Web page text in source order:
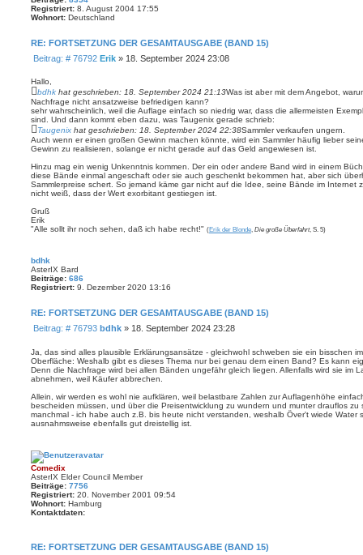
Registriert: 8. August 2004 17:55
Wohnort: Deutschland
RE: FORTSETZUNG DER GESAMTAUSGABE (BAND 15)
Beitrag: # 76792B
t
r
a
g
Erik » 18. September 2024 23:08
Hallo,
bdhk hat geschrieben: 18. September 2024 21:13Was ist aber mit dem Angebot,
Nachfrage nicht ansatzweise befriedigen kann?
sehr wahrscheinlich, weil die Auflage einfach so niedrig war, dass die allermeisten
sind. Und dann kommt eben dazu, was Taugenix gerade schrieb:
Taugenix hat geschrieben: 18. September 2024 22:38Sammler verkaufen ungern.
Auch wenn er einen großen Gewinn machen könnte, wird ein Sammler häufig lieber
Gewinn zu realisieren, solange er nicht gerade auf das Geld angewiesen ist.
Hinzu mag ein wenig Unkenntnis kommen. Der ein oder andere Band wird in einem
diese Bände einmal angeschaft oder sie auch geschenkt bekommen hat, aber sich
Sammlerpreise schert. So jemand käme gar nicht auf die Idee, seine Bände im Internet
nicht weiß, dass der Wert exorbitant gestiegen ist.
Gruß
Erik
"Alle sollt ihr noch sehen, daß ich habe recht!" (Erik der Blonde, Die große Überfahrt, S. 5)
bdhk
AsterIX Bard
Beiträge: 686
Registriert: 9. Dezember 2020 13:16
RE: FORTSETZUNG DER GESAMTAUSGABE (BAND 15)
Beitrag: # 76793B
t
r
a
g
bdhk » 18. September 2024 23:28
Ja, das sind alles plausible Erklärungsansätze - gleichwohl schweben sie ein bisschen
Oberfläche: Weshalb gibt es dieses Thema nur bei genau dem einen Band? Es kann
Denn die Nachfrage wird bei allen Bänden ungefähr gleich liegen. Allenfalls wird sie im
abnehmen, weil Käufer abbrechen.
Allein, wir werden es wohl nie aufklären, weil belastbare Zahlen zur Auflagenhöhe
bescheiden müssen, und über die Preisentwicklung zu wundern und munter drauflos zu
manchmal - ich habe auch z.B. bis heute nicht verstanden, weshalb Över't wiede Water
ausnahmsweise ebenfalls gut dreistellig ist.
Comedix
AsterIX Elder Council Member
Beiträge: 7756
Registriert: 20. November 2001 09:54
Wohnort: Hamburg
Kontaktdaten:
RE: FORTSETZUNG DER GESAMTAUSGABE (BAND 15)